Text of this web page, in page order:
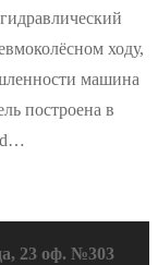
ходу,
машина
построена в
23 оф. №303